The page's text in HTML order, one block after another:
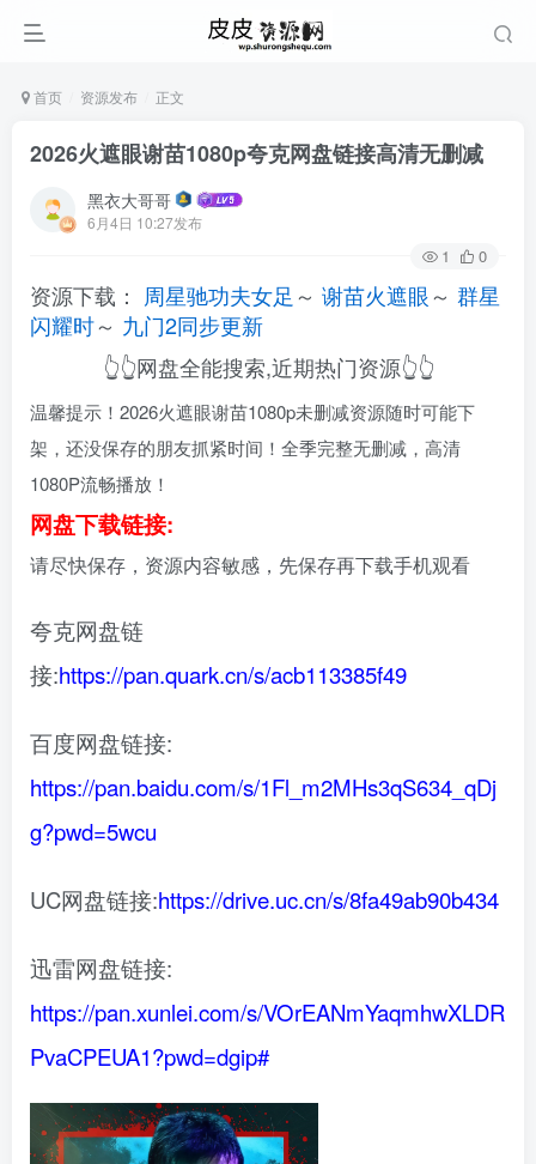
首页 资源发布 正文
2026火遮眼谢苗1080p夸克网盘链接高清无删减
黑衣大哥哥
6月4日 10:27发布
1 0
资源下载： 周星驰功夫女足 ～ 谢苗火遮眼～ 群星
闪耀时～ 九门2同步更新
👆👆网盘全能搜索,近期热门资源👆👆
温馨提示！2026火遮眼谢苗1080p未删减资源随时可能下
架，还没保存的朋友抓紧时间！全季完整无删减，高清
1080P流畅播放！
网盘下载链接:
请尽快保存，资源内容敏感，先保存再下载手机观看
夸克网盘链
接:https://pan.quark.cn/s/acb113385f49
百度网盘链接:
https://pan.baidu.com/s/1Fl_m2MHs3qS634_qDj
g?pwd=5wcu
UC网盘链接:https://drive.uc.cn/s/8fa49ab90b434
迅雷网盘链接:
https://pan.xunlei.com/s/VOrEANmYaqmhwXLDR
PvaCPEUA1?pwd=dgip#